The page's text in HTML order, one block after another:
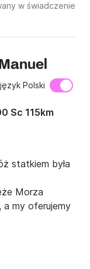
w świadczenie
Polski
Sc 115km
statkiem była
Morza
a my oferujemy
form